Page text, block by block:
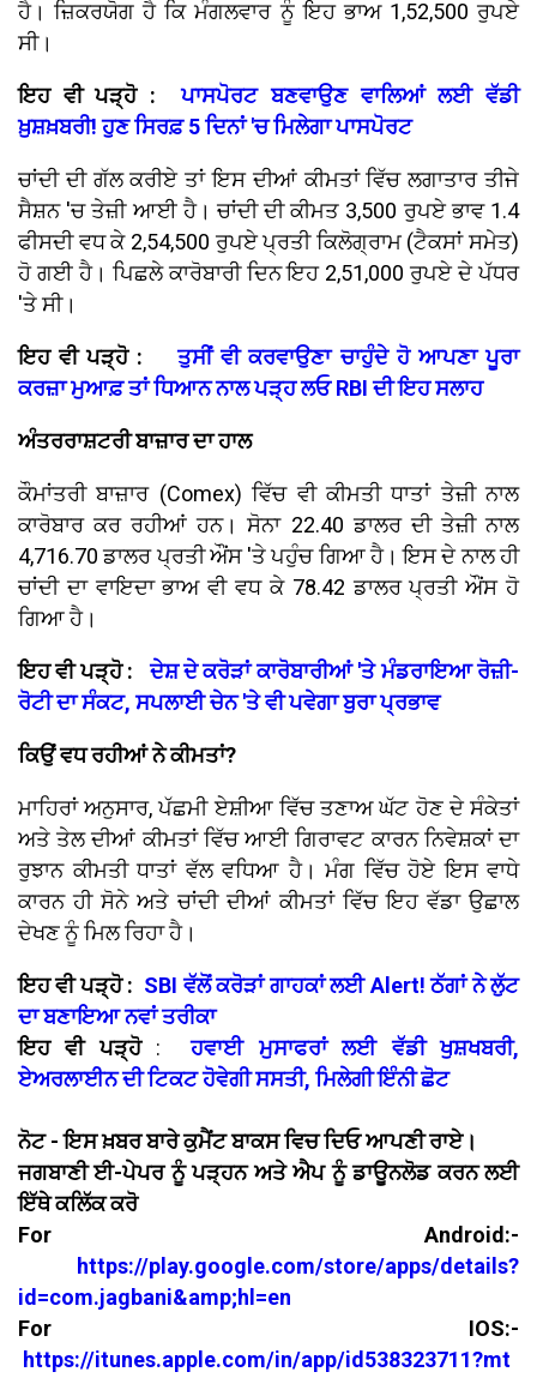
ਹੈ। ਜ਼ਿਕਰਯੋਗ ਹੈ ਕਿ ਮੰਗਲਵਾਰ ਨੂੰ ਇਹ ਭਾਅ 1,52,500 ਰੁਪਏ
ਸੀ।
ਇਹ ਵੀ ਪੜ੍ਹੋ :
ਪਾਸਪੋਰਟ ਬਣਵਾਉਣ ਵਾਲਿਆਂ ਲਈ ਵੱਡੀ
ਖ਼ੁਸ਼ਖ਼ਬਰੀ! ਹੁਣ ਸਿਰਫ਼ 5 ਦਿਨਾਂ 'ਚ ਮਿਲੇਗਾ ਪਾਸਪੋਰਟ
ਚਾਂਦੀ ਦੀ ਗੱਲ ਕਰੀਏ ਤਾਂ ਇਸ ਦੀਆਂ ਕੀਮਤਾਂ ਵਿੱਚ ਲਗਾਤਾਰ ਤੀਜੇ
ਸੈਸ਼ਨ 'ਚ ਤੇਜ਼ੀ ਆਈ ਹੈ। ਚਾਂਦੀ ਦੀ ਕੀਮਤ 3,500 ਰੁਪਏ ਭਾਵ 1.4
ਫੀਸਦੀ ਵਧ ਕੇ 2,54,500 ਰੁਪਏ ਪ੍ਰਤੀ ਕਿਲੋਗ੍ਰਾਮ (ਟੈਕਸਾਂ ਸਮੇਤ)
ਹੋ ਗਈ ਹੈ। ਪਿਛਲੇ ਕਾਰੋਬਾਰੀ ਦਿਨ ਇਹ 2,51,000 ਰੁਪਏ ਦੇ ਪੱਧਰ
'ਤੇ ਸੀ।
ਇਹ ਵੀ ਪੜ੍ਹੋ :
ਤੁਸੀਂ ਵੀ ਕਰਵਾਉਣਾ ਚਾਹੁੰਦੇ ਹੋ ਆਪਣਾ ਪੂਰਾ
ਕਰਜ਼ਾ ਮੁਆਫ਼ ਤਾਂ ਧਿਆਨ ਨਾਲ ਪੜ੍ਹ ਲਓ RBI ਦੀ ਇਹ ਸਲਾਹ
ਅੰਤਰਰਾਸ਼ਟਰੀ ਬਾਜ਼ਾਰ ਦਾ ਹਾਲ
ਕੌਮਾਂਤਰੀ ਬਾਜ਼ਾਰ (Comex) ਵਿੱਚ ਵੀ ਕੀਮਤੀ ਧਾਤਾਂ ਤੇਜ਼ੀ ਨਾਲ
ਕਾਰੋਬਾਰ ਕਰ ਰਹੀਆਂ ਹਨ। ਸੋਨਾ 22.40 ਡਾਲਰ ਦੀ ਤੇਜ਼ੀ ਨਾਲ
4,716.70 ਡਾਲਰ ਪ੍ਰਤੀ ਔਂਸ 'ਤੇ ਪਹੁੰਚ ਗਿਆ ਹੈ। ਇਸ ਦੇ ਨਾਲ ਹੀ
ਚਾਂਦੀ ਦਾ ਵਾਇਦਾ ਭਾਅ ਵੀ ਵਧ ਕੇ 78.42 ਡਾਲਰ ਪ੍ਰਤੀ ਔਂਸ ਹੋ
ਗਿਆ ਹੈ।
ਇਹ ਵੀ ਪੜ੍ਹੋ :ਦੇਸ਼ ਦੇ ਕਰੋੜਾਂ ਕਾਰੋਬਾਰੀਆਂ 'ਤੇ ਮੰਡਰਾਇਆ ਰੋਜ਼ੀ-
ਰੋਟੀ ਦਾ ਸੰਕਟ, ਸਪਲਾਈ ਚੇਨ 'ਤੇ ਵੀ ਪਵੇਗਾ ਬੁਰਾ ਪ੍ਰਭਾਵ
ਕਿਉਂ ਵਧ ਰਹੀਆਂ ਨੇ ਕੀਮਤਾਂ?
ਮਾਹਿਰਾਂ ਅਨੁਸਾਰ, ਪੱਛਮੀ ਏਸ਼ੀਆ ਵਿੱਚ ਤਣਾਅ ਘੱਟ ਹੋਣ ਦੇ ਸੰਕੇਤਾਂ
ਅਤੇ ਤੇਲ ਦੀਆਂ ਕੀਮਤਾਂ ਵਿੱਚ ਆਈ ਗਿਰਾਵਟ ਕਾਰਨ ਨਿਵੇਸ਼ਕਾਂ ਦਾ
ਰੁਝਾਨ ਕੀਮਤੀ ਧਾਤਾਂ ਵੱਲ ਵਧਿਆ ਹੈ। ਮੰਗ ਵਿੱਚ ਹੋਏ ਇਸ ਵਾਧੇ
ਕਾਰਨ ਹੀ ਸੋਨੇ ਅਤੇ ਚਾਂਦੀ ਦੀਆਂ ਕੀਮਤਾਂ ਵਿੱਚ ਇਹ ਵੱਡਾ ਉਛਾਲ
ਦੇਖਣ ਨੂੰ ਮਿਲ ਰਿਹਾ ਹੈ।
ਇਹ ਵੀ ਪੜ੍ਹੋ : SBI ਵੱਲੋਂ ਕਰੋੜਾਂ ਗਾਹਕਾਂ ਲਈ Alert! ਠੱਗਾਂ ਨੇ ਲੁੱਟ
ਦਾ ਬਣਾਇਆ ਨਵਾਂ ਤਰੀਕਾ
ਇਹ ਵੀ ਪੜ੍ਹੋ:ਹਵਾਈ ਮੁਸਾਫਰਾਂ ਲਈ ਵੱਡੀ ਖੁਸ਼ਖਬਰੀ,
ਏਅਰਲਾਈਨ ਦੀ ਟਿਕਟ ਹੋਵੇਗੀ ਸਸਤੀ, ਮਿਲੇਗੀ ਇੰਨੀ ਛੋਟ
ਨੋਟ - ਇਸ ਖ਼ਬਰ ਬਾਰੇ ਕੁਮੈਂਟ ਬਾਕਸ ਵਿਚ ਦਿਓ ਆਪਣੀ ਰਾਏ।
ਜਗਬਾਣੀ ਈ-ਪੇਪਰ ਨੂੰ ਪੜ੍ਹਨ ਅਤੇ ਐਪ ਨੂੰ ਡਾਊਨਲੋਡ ਕਰਨ ਲਈ
ਇੱਥੇ ਕਲਿੱਕ ਕਰੋ
For Android:-
https://play.google.com/store/apps/details?
id=com.jagbani&amp;hl=en
For IOS:-
https://itunes.apple.com/in/app/id538323711?mt